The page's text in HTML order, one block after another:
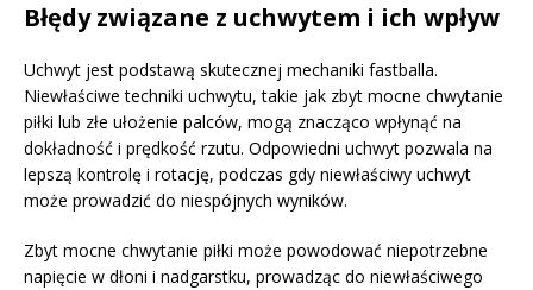
Błędy związane z uchwytem i ich wpływ
Uchwyt jest podstawą skutecznej mechaniki fastballa.
Niewłaściwe techniki uchwytu, takie jak zbyt mocne chwytanie
piłki lub złe ułożenie palców, mogą znacząco wpłynąć na
dokładność i prędkość rzutu. Odpowiedni uchwyt pozwala na
lepszą kontrolę i rotację, podczas gdy niewłaściwy uchwyt
może prowadzić do niespójnych wyników.
Zbyt mocne chwytanie piłki może powodować niepotrzebne
napięcie w dłoni i nadgarstku, prowadząc do niewłaściwego